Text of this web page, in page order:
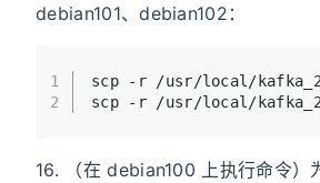
debian101、debian102：
1
2
scp -r /usr/local/
scp -r /usr/local/
16. （在 debian100 上执行命令）